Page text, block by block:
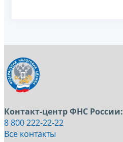
Контакт-центр ФНС России:
8 800 222-22-22
Все контакты